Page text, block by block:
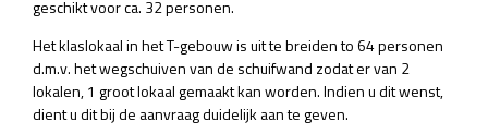
geschikt voor ca. 32 personen.
Het klaslokaal in het T-gebouw is uit te breiden to 64 personen
d.m.v. het wegschuiven van de schuifwand zodat er van 2
lokalen, 1 groot lokaal gemaakt kan worden. Indien u dit wenst,
dient u dit bij de aanvraag duidelijk aan te geven.